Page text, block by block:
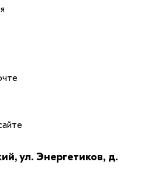
ул. Энергетиков, д.